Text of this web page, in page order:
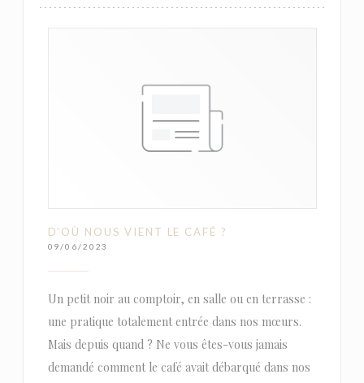
D’OÙ NOUS VIENT LE CAFÉ ?
09/06/2023
Un petit noir au comptoir, en salle ou en terrasse :
une pratique totalement entrée dans nos mœurs.
Mais depuis quand ? Ne vous êtes-vous jamais
demandé comment le café avait débarqué dans nos